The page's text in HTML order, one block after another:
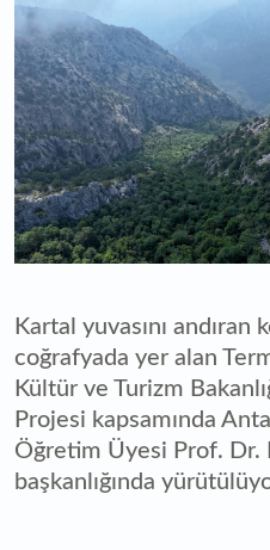
Kartal yuvasını
coğrafyada yer alan
Kültür ve Turizm
Projesi kapsamında
Öğretim Üyesi Prof. Dr.
başkanlığında